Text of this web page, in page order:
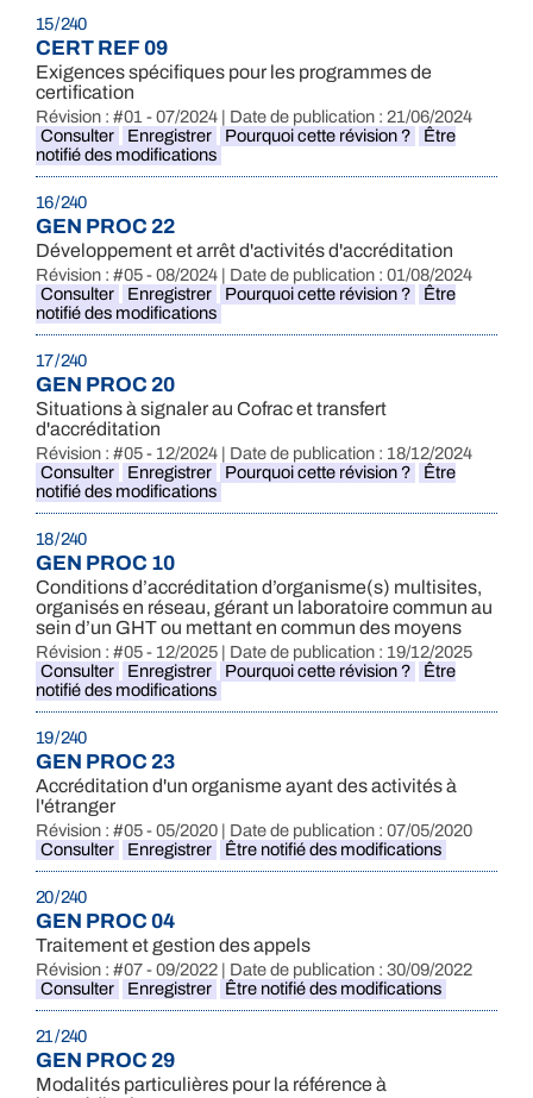
15 / 240
CERT REF 09
Exigences spécifiques pour les programmes de
certification
Révision : #01 - 07/2024 | Date de publication : 21/06/2024
Consulter
Enregistrer Pourquoi cette révision ?
Être
notifié des modifications
16 / 240
GEN PROC 22
Développement et arrêt d'activités d'accréditation
Révision : #05 - 08/2024 | Date de publication : 01/08/2024
Consulter
Enregistrer Pourquoi cette révision ?
Être
notifié des modifications
17 / 240
GEN PROC 20
Situations à signaler au Cofrac et transfert
d'accréditation
Révision : #05 - 12/2024 | Date de publication : 18/12/2024
Consulter
Enregistrer Pourquoi cette révision ?
Être
notifié des modifications
18 / 240
GEN PROC 10
Conditions d’accréditation d’organisme(s) multisites,
organisés en réseau, gérant un laboratoire commun au
sein d’un GHT ou mettant en commun des moyens
Révision : #05 - 12/2025 | Date de publication : 19/12/2025
Consulter
Enregistrer Pourquoi cette révision ?
Être
notifié des modifications
19 / 240
GEN PROC 23
Accréditation d'un organisme ayant des activités à
l'étranger
Révision : #05 - 05/2020 | Date de publication : 07/05/2020
Consulter
Enregistrer Être notifié des modifications
20 / 240
GEN PROC 04
Traitement et gestion des appels
Révision : #07 - 09/2022 | Date de publication : 30/09/2022
Consulter
Enregistrer Être notifié des modifications
21 / 240
GEN PROC 29
Modalités particulières pour la référence à